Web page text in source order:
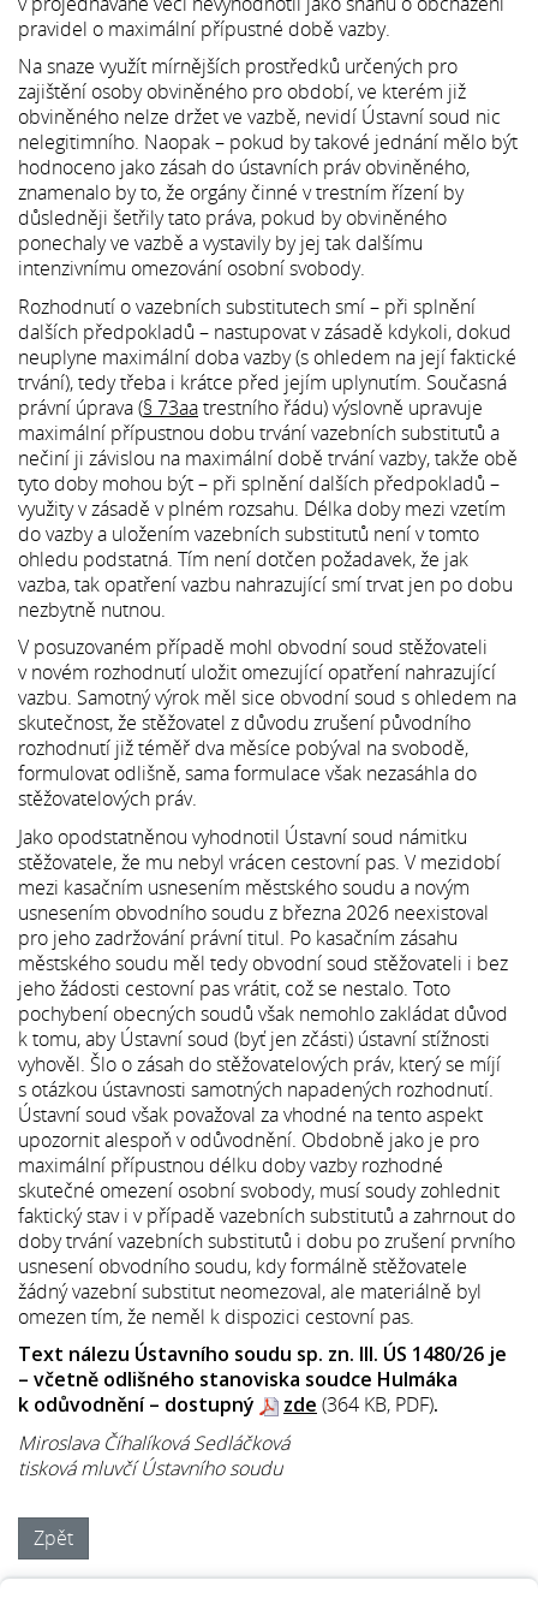
pravidel o maximální přípustné době vazby.
Na snaze využít mírnějších prostředků určených pro
zajištění osoby obviněného pro období, ve kterém již
obviněného nelze držet ve vazbě, nevidí Ústavní soud nic
nelegitimního. Naopak – pokud by takové jednání mělo být
hodnoceno jako zásah do ústavních práv obviněného,
znamenalo by to, že orgány činné v trestním řízení by
důsledněji šetřily tato práva, pokud by obviněného
ponechaly ve vazbě a vystavily by jej tak dalšímu
intenzivnímu omezování osobní svobody.
Rozhodnutí o vazebních substitutech smí – při splnění
dalších předpokladů – nastupovat v zásadě kdykoli, dokud
neuplyne maximální doba vazby (s ohledem na její faktické
trvání), tedy třeba i krátce před jejím uplynutím. Současná
právní úprava (§ 73aatrestního řádu) výslovně upravuje
maximální přípustnou dobu trvání vazebních substitutů a
nečiní ji závislou na maximální době trvání vazby, takže obě
tyto doby mohou být – při splnění dalších předpokladů –
využity v zásadě v plném rozsahu. Délka doby mezi vzetím
do vazby a uložením vazebních substitutů není v tomto
ohledu podstatná. Tím není dotčen požadavek, že jak
vazba, tak opatření vazbu nahrazující smí trvat jen po dobu
nezbytně nutnou.
V posuzovaném případě mohl obvodní soud stěžovateli
v novém rozhodnutí uložit omezující opatření nahrazující
vazbu. Samotný výrok měl sice obvodní soud s ohledem na
skutečnost, že stěžovatel z důvodu zrušení původního
rozhodnutí již téměř dva měsíce pobýval na svobodě,
formulovat odlišně, sama formulace však nezasáhla do
stěžovatelových práv.
Jako opodstatněnou vyhodnotil Ústavní soud námitku
stěžovatele, že mu nebyl vrácen cestovní pas. V mezidobí
mezi kasačním usnesením městského soudu a novým
usnesením obvodního soudu z března 2026 neexistoval
pro jeho zadržování právní titul. Po kasačním zásahu
městského soudu měl tedy obvodní soud stěžovateli i bez
jeho žádosti cestovní pas vrátit, což se nestalo. Toto
pochybení obecných soudů však nemohlo zakládat důvod
k tomu, aby Ústavní soud (byť jen zčásti) ústavní stížnosti
vyhověl. Šlo o zásah do stěžovatelových práv, který se míjí
s otázkou ústavnosti samotných napadených rozhodnutí.
Ústavní soud však považoval za vhodné na tento aspekt
upozornit alespoň v odůvodnění. Obdobně jako je pro
maximální přípustnou délku doby vazby rozhodné
skutečné omezení osobní svobody, musí soudy zohlednit
faktický stav i v případě vazebních substitutů a zahrnout do
doby trvání vazebních substitutů i dobu po zrušení prvního
usnesení obvodního soudu, kdy formálně stěžovatele
žádný vazební substitut neomezoval, ale materiálně byl
omezen tím, že neměl k dispozici cestovní pas.
Text nálezu Ústavního soudu sp. zn. III. ÚS 1480/26 je
– včetně odlišného stanoviska soudce Hulmáka
k odůvodnění – dostupný
zde (364 KB, PDF).
Miroslava Číhalíková Sedláčková
tisková mluvčí Ústavního soudu
Zpět